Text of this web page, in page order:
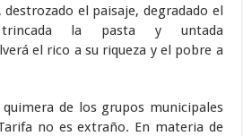
el paisaje, degradado el
trincada la pasta y untada
el rico a su riqueza y el pobre a
de los grupos municipales
no es extraño. En materia de